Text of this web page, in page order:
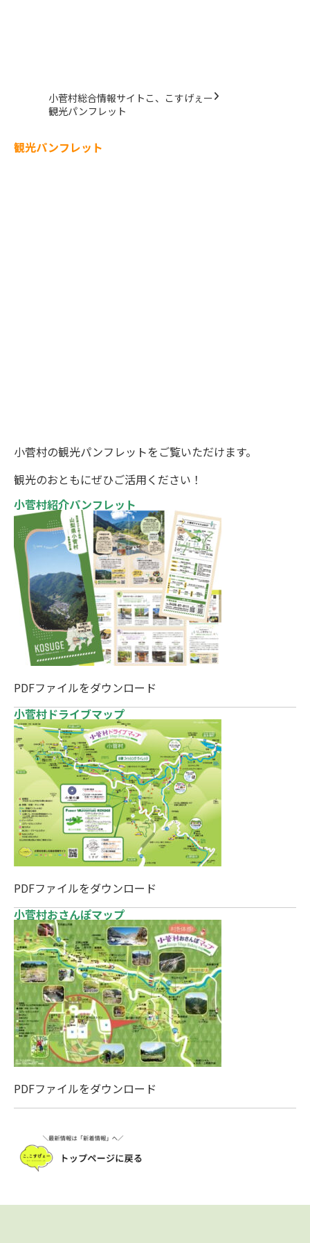
小菅村総合情報サイトこ、こすげぇー
観光パンフレット
観光パンフレット
小菅村の観光パンフレットをご覧いただけます。
観光のおともにぜひご活用ください！
小菅村紹介パンフレット
PDFファイルをダウンロード
小菅村ドライブマップ
PDFファイルをダウンロード
小菅村おさんぽマップ
PDFファイルをダウンロード